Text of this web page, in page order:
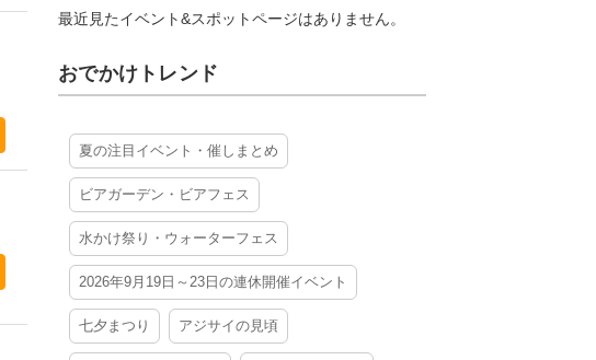
最近見たイベント&スポットページはありません。
おでかけトレンド
夏の注目イベント・催しまとめ
ビアガーデン・ビアフェス
水かけ祭り・ウォーターフェス
2026年9月19日～23日の連休開催イベント
七夕まつり アジサイの見頃